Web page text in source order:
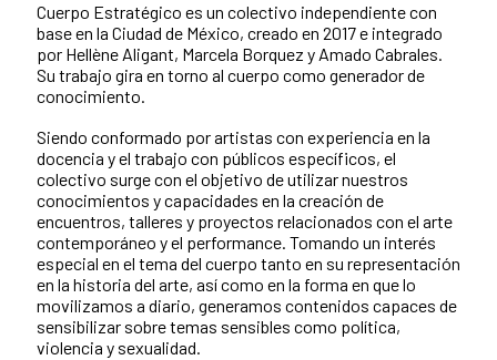
Cuerpo Estratégico es un colectivo independiente con
base en la Ciudad de México, creado en 2017 e integrado
por Hellène Aligant, Marcela Borquez y Amado Cabrales.
Su trabajo gira en torno al cuerpo como generador de
conocimiento.
Siendo conformado por artistas con experiencia en la
docencia y el trabajo con públicos específicos, el
colectivo surge con el objetivo de utilizar nuestros
conocimientos y capacidades en la creación de
encuentros, talleres y proyectos relacionados con el arte
contemporáneo y el performance. Tomando un interés
especial en el tema del cuerpo tanto en su representación
en la historia del arte, así como en la forma en que lo
movilizamos a diario, generamos contenidos capaces de
sensibilizar sobre temas sensibles como política,
violencia y sexualidad.